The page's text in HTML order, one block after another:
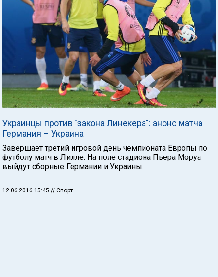
Украинцы против "закона Линекера": анонс матча
Германия – Украина
Завершает третий игровой день чемпионата Европы по
футболу матч в Лилле. На поле стадиона Пьера Моруа
выйдут сборные Германии и Украины.
12.06.2016 15:45 // Спорт